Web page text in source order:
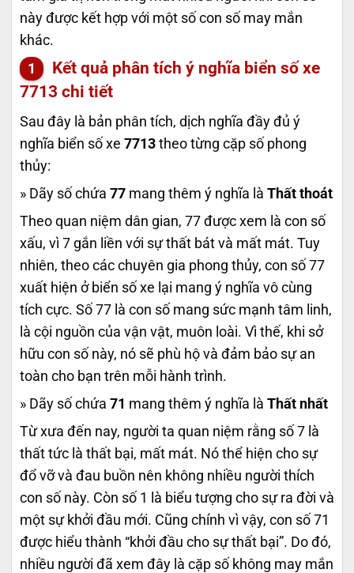
này được kết hợp với một số con số may mắn
khác.
Kết quả phân tích ý nghĩa biển số xe
7713 chi tiết
Sau đây là bản phân tích, dịch nghĩa đầy đủ ý
nghĩa biển số xe 7713 theo từng cặp số phong
thủy:
» Dãy số chứa 77 mang thêm ý nghĩa là Thất thoát
Theo quan niệm dân gian, 77 được xem là con số
xấu, vì 7 gắn liền với sự thất bát và mất mát. Tuy
nhiên, theo các chuyên gia phong thủy, con số 77
xuất hiện ở biển số xe lại mang ý nghĩa vô cùng
tích cực. Số 77 là con số mang sức mạnh tâm linh,
là cội nguồn của vận vật, muôn loài. Vì thế, khi sở
hữu con số này, nó sẽ phù hộ và đảm bảo sự an
toàn cho bạn trên mỗi hành trình.
» Dãy số chứa 71 mang thêm ý nghĩa là Thất nhất
Từ xưa đến nay, người ta quan niệm rằng số 7 là
thất tức là thất bại, mất mát. Nó thể hiện cho sự
đổ vỡ và đau buồn nên không nhiều người thích
con số này. Còn số 1 là biểu tượng cho sự ra đời và
một sự khởi đầu mới. Cũng chính vì vậy, con số 71
được hiểu thành “khởi đầu cho sự thất bại”. Do đó,
nhiều người đã xem đây là cặp số không may mắn